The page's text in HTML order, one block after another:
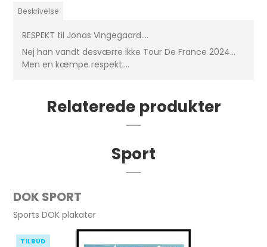
Beskrivelse
RESPEKT til Jonas Vingegaard....
Nej han vandt desværre ikke Tour De France 2024...
Men en kæmpe respekt....
Relaterede produkter
Sport
DOK SPORT
Sports DOK plakater
TILBUD